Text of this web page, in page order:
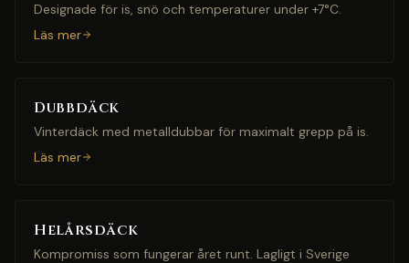
Designade för is, snö och temperaturer under +7°C.
Läs mer
Dubbdäck
Vinterdäck med metalldubbar för maximalt grepp på is.
Läs mer
Helårsdäck
Kompromiss som fungerar året runt. Lagligt i Sverige